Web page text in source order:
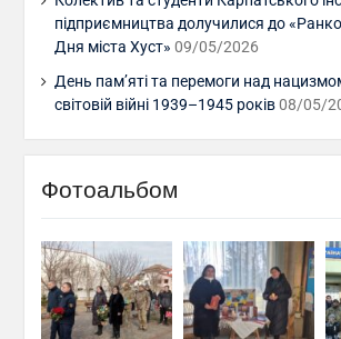
підприємництва долучилися до
Дня міста Хуст» 09/05/2026
День пам’яті та перемоги над
світовій війні 1939–1945 років 08/05/
Фотоальбом